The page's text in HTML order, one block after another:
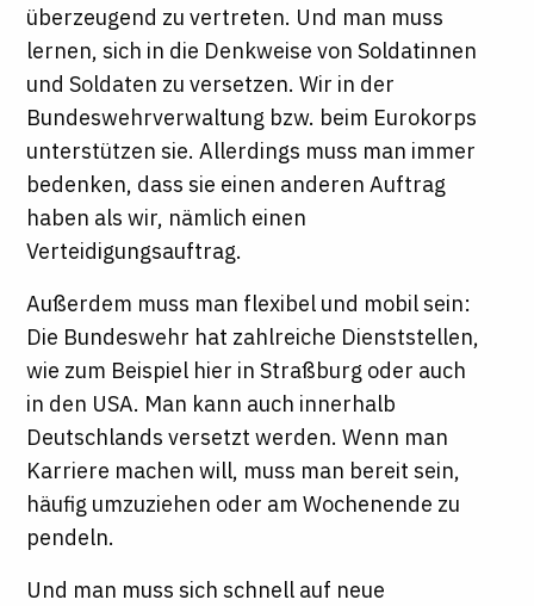
überzeugend zu vertreten. Und man muss
lernen, sich in die Denkweise von Soldatinnen
und Soldaten zu versetzen. Wir in der
Bundeswehrverwaltung bzw. beim Eurokorps
unterstützen sie. Allerdings muss man immer
bedenken, dass sie einen anderen Auftrag
haben als wir, nämlich einen
Verteidigungsauftrag.
Außerdem muss man flexibel und mobil sein:
Die Bundeswehr hat zahlreiche Dienststellen,
wie zum Beispiel hier in Straßburg oder auch
in den USA. Man kann auch innerhalb
Deutschlands versetzt werden. Wenn man
Karriere machen will, muss man bereit sein,
häufig umzuziehen oder am Wochenende zu
pendeln.
Und man muss sich schnell auf neue